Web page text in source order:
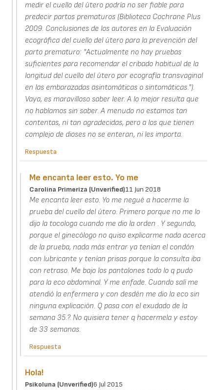
medir el cuello del útero podría no ser fiable para
predecir partos prematuros (Biblioteca Cochrane Plus
2009. Conclusiones de los autores en la Evaluación
ecográfica del cuello del útero para la prevención del
parto prematuro: "Actualmente no hay pruebas
suficientes para recomendar el cribado habitual de la
longitud del cuello del útero por ecografía transvaginal
en las embarazadas asintomáticas o sintomáticas.").
Vaya, es maravilloso saber leer. A lo mejor resulta que
no hablamos sin saber. A menudo no estamos tan
contentas, ni tan agradecidas, pero a los que tienen
complejo de dioses no se enteran, ni les importa.
Respuesta
Me encanta leer esto. Yo me
Carolina Primeriza (unverified)11 Jun 2018
Me encanta leer esto. Yo me negué a hacerme la
prueba del cuello del útero. Primero porque no me lo
dijo la tocologa cuando me dio la orden . Y segundo,
porque el ginecólogo no quiso explicarme nada acerca
de la prueba, nada más entrar ya tenían el condón
con lubricante y tenían prisas porque la consulta iba
con retraso. Me bajo los pantalones todo lo q pudo
para la eco abdominal. Y me enfade. Cuando salí me
atendió la enfermera y con desdén me dio la eco sin
ninguna explicación. Q pasa con el exudado de la
semana 35.?. No quisiera tener q hacermela y estoy
de 33 semanas.
Respuesta
Hola!
Psikoluna (unverified)6 Jul 2015